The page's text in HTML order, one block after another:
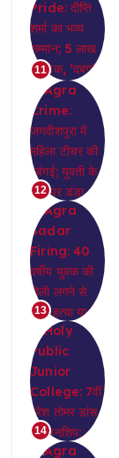
11
12
13
14